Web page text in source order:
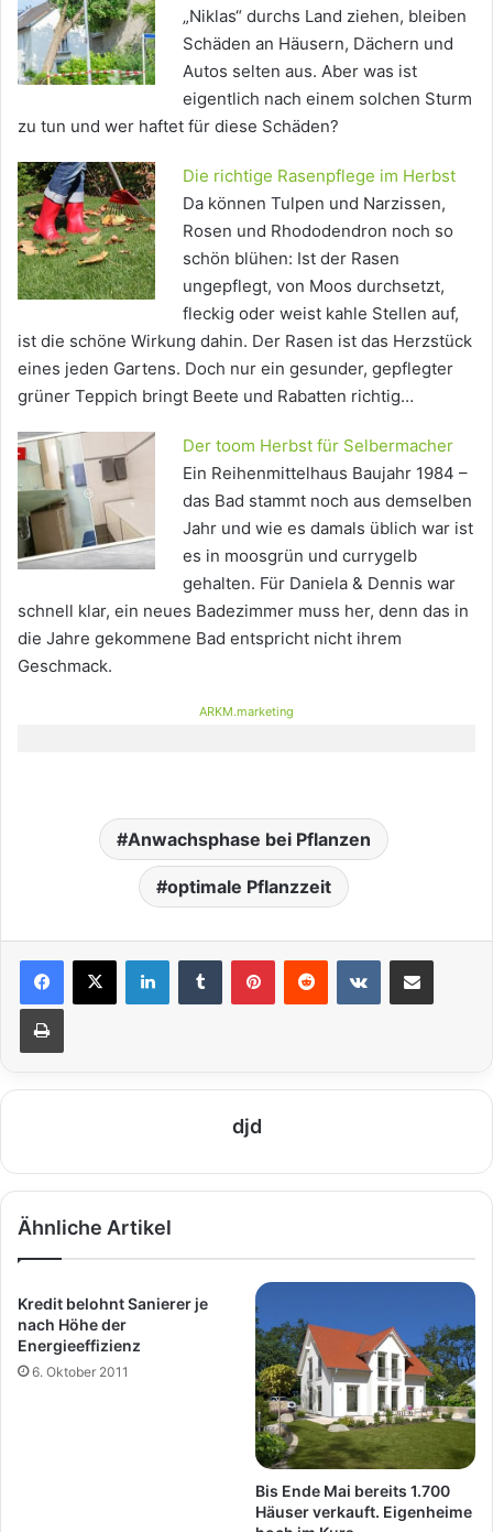
„Niklas“ durchs Land ziehen, bleiben
Schäden an Häusern, Dächern und
Autos selten aus. Aber was ist
eigentlich nach einem solchen Sturm
zu tun und wer haftet für diese Schäden?
Die richtige Rasenpflege im Herbst
Da können Tulpen und Narzissen,
Rosen und Rhododendron noch so
schön blühen: Ist der Rasen
ungepflegt, von Moos durchsetzt,
fleckig oder weist kahle Stellen auf,
ist die schöne Wirkung dahin. Der Rasen ist das Herzstück
eines jeden Gartens. Doch nur ein gesunder, gepflegter
grüner Teppich bringt Beete und Rabatten richtig…
Der toom Herbst für Selbermacher
Ein Reihenmittelhaus Baujahr 1984 –
das Bad stammt noch aus demselben
Jahr und wie es damals üblich war ist
es in moosgrün und currygelb
gehalten. Für Daniela & Dennis war
schnell klar, ein neues Badezimmer muss her, denn das in
die Jahre gekommene Bad entspricht nicht ihrem
Geschmack.
ARKM.marketing
Anwachsphase bei Pflanzen
optimale Pflanzzeit
djd
Ähnliche Artikel
Kredit belohnt Sanierer je
nach Höhe der
Energieeffizienz
6. Oktober 2011
Bis Ende Mai bereits 1.700
Häuser verkauft. Eigenheime